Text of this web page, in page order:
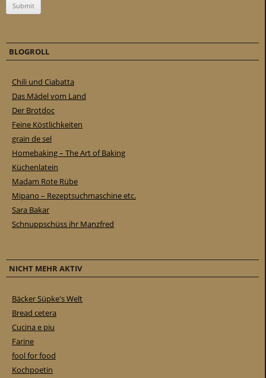
BLOGROLL
Chili und Ciabatta
Das Mädel vom Land
Der Brotdoc
Feine Köstlichkeiten
grain de sel
Homebaking – The Art of Baking
Küchenlatein
Madam Rote Rübe
Mipano – Rezeptsuchmaschine etc.
Sara Bakar
Schnuppschüss ihr Manzfred
NICHT MEHR AKTIV
Bäcker Süpke's Welt
Bread cetera
Cucina e piu
Farine
fool for food
Kochpoetin